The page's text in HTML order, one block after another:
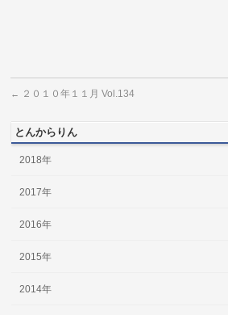
← ２０１０年１１月 Vol.134
とんからりん
2018年
2017年
2016年
2015年
2014年